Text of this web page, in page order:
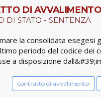
DI
DI STATO - SENTENZA
la consolidata
periodo del codice dei
a disposizione
contratto di avvalimento